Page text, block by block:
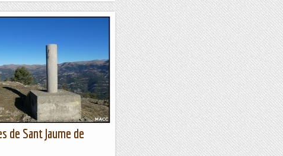
de Sant Jaume de